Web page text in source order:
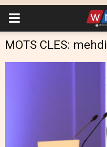
MOTS CLES: mehdi